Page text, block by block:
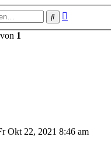
Suche
von 1
Okt 22, 2021 8:46 am